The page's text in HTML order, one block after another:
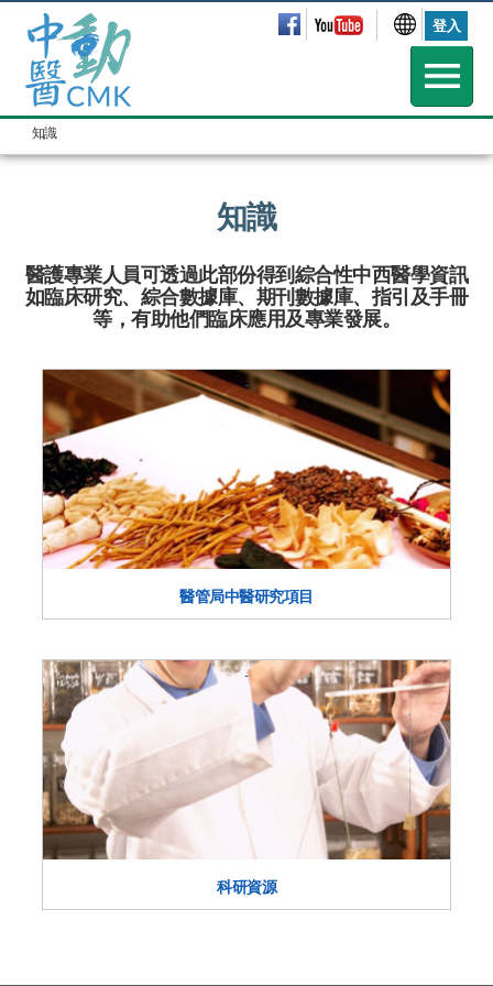
登入
知識
知識
醫護專業人員可透過此部份得到綜合性中西醫學資訊
如臨床研究、綜合數據庫、期刊數據庫、指引及手冊
等，有助他們臨床應用及專業發展。
醫管局中醫研究項目
科研資源